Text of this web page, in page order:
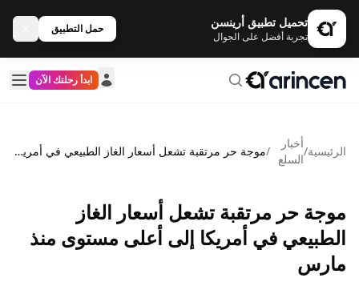
تحميل تطبيق أرينسن
تجربة أفضل على الجوال
حمل التطبيق
ابدأ رحلتك الآن
الرئيسية/
أخبار
السلع
/ موجة حر مرتقبة تشعل أسعار الغاز الطبيعي في أمريكا إلى أعلى مستوى منذ مارس
موجة حر مرتقبة تشعل أسعار الغاز
الطبيعي في أمريكا إلى أعلى مستوى منذ
مارس